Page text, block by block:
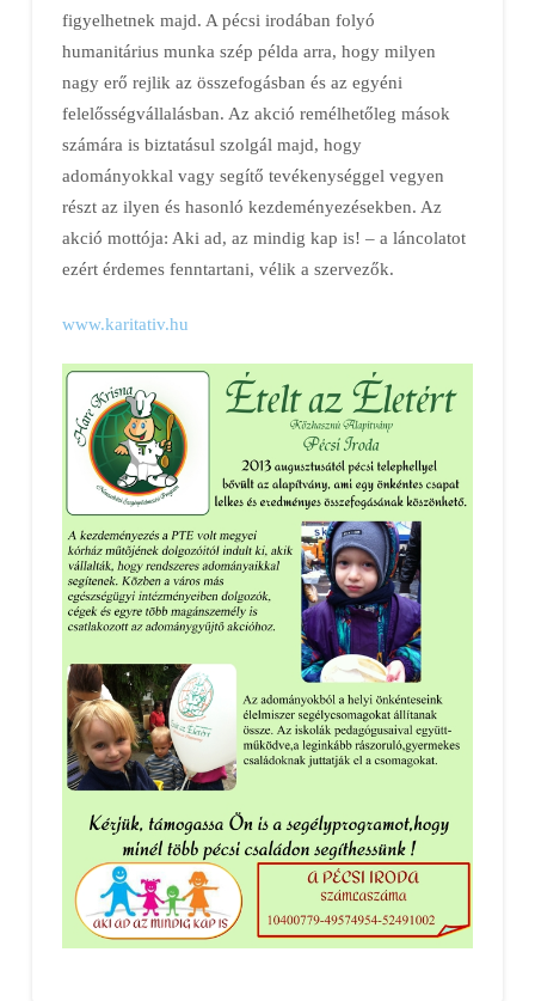
figyelhetnek majd. A pécsi irodában folyó
humanitárius munka szép példa arra, hogy milyen
nagy erő rejlik az összefogásban és az egyéni
felelősségvállalásban. Az akció remélhetőleg mások
számára is biztatásul szolgál majd, hogy
adományokkal vagy segítő tevékenységgel vegyen
részt az ilyen és hasonló kezdeményezésekben. Az
akció mottója: Aki ad, az mindig kap is! – a láncolatot
ezért érdemes fenntartani, vélik a szervezők.
www.karitativ.hu